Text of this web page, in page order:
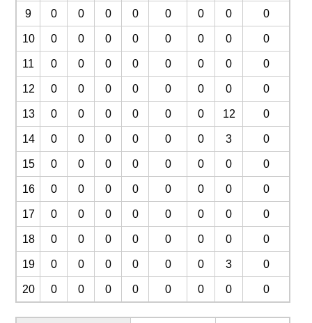
9 0 0 0 0 0 0 0 0
10 0 0 0 0 0 0 0 0
11 0 0 0 0 0 0 0 0
12 0 0 0 0 0 0 0 0
13 0 0 0 0 0 0 12 0
14 0 0 0 0 0 0 3 0
15 0 0 0 0 0 0 0 0
16 0 0 0 0 0 0 0 0
17 0 0 0 0 0 0 0 0
18 0 0 0 0 0 0 0 0
19 0 0 0 0 0 0 3 0
20 0 0 0 0 0 0 0 0